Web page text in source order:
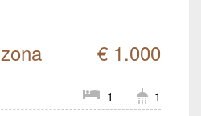
€ 1.000
1
1